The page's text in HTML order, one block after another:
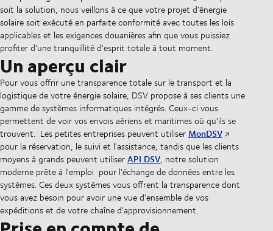
soit la solution, nous veillons à ce que votre projet d'énergie
solaire soit exécuté en parfaite conformité avec toutes les lois
applicables et les exigences douanières afin que vous puissiez
profiter d'une tranquillité d'esprit totale à tout moment.
Un aperçu clair
Pour vous offrir une transparence totale sur le transport et la
logistique de votre énergie solaire, DSV propose à ses clients une
gamme de systèmes informatiques intégrés. Ceux-ci vous
permettent de voir vos envois aériens et maritimes où qu'ils se
trouvent. Les petites entreprises peuvent utiliser MonDSV
pour la réservation, le suivi et l'assistance, tandis que les clients
moyens à grands peuvent utiliserAPI DSV, notre solution
moderne prête à l'emploi pour l'échange de données entre les
systèmes. Ces deux systèmes vous offrent la transparence dont
vous avez besoin pour avoir une vue d'ensemble de vos
expéditions et de votre chaîne d'approvisionnement.